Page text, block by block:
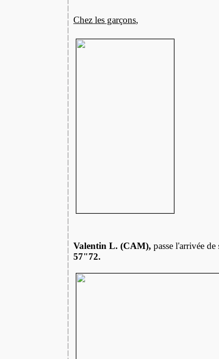
Chez les garçons,
Valentin L. (CAM), passe l'arrivée
57"72.